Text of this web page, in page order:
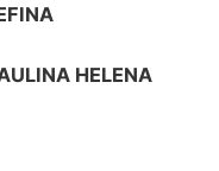
HELENA